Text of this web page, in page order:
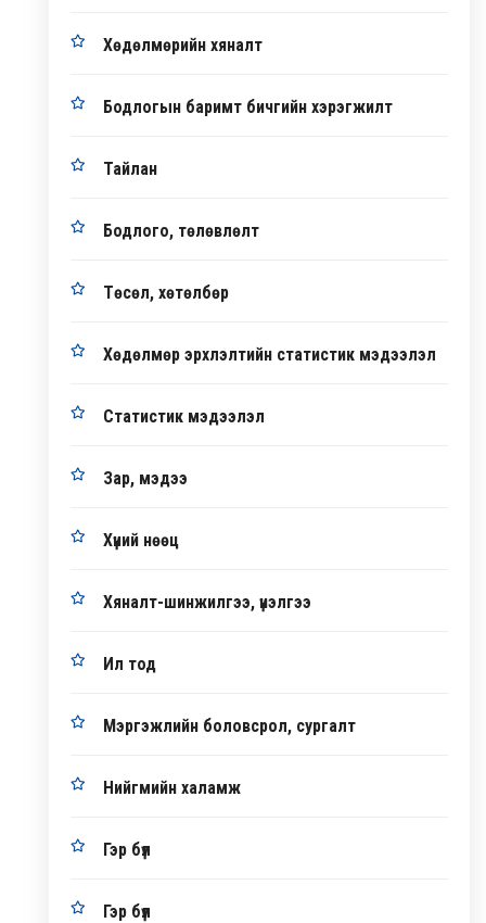
Хөдөлмөрийн хяналт
Бодлогын баримт бичгийн хэрэгжилт
Тайлан
Бодлого, төлөвлөлт
Төсөл, хөтөлбөр
Хөдөлмөр эрхлэлтийн статистик мэдээлэл
Статистик мэдээлэл
Зар, мэдээ
Хүний нөөц
Хяналт-шинжилгээ, үнэлгээ
Ил тод
Мэргэжлийн боловсрол, сургалт
Нийгмийн халамж
Гэр бүл
Гэр бүл